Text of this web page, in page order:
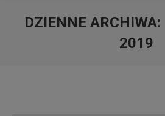
DZIENNE ARCHIWA:
2019